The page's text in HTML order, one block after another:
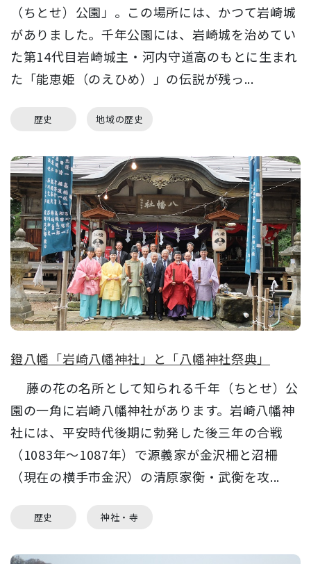
（ちとせ）公園」。この場所には、かつて岩崎城
がありました。千年公園には、岩崎城を治めてい
た第14代目岩崎城主・河内守道高のもとに生まれ
た「能恵姫（のえひめ）」の伝説が残っ...
歴史 地域の歴史
鐙八幡「岩崎八幡神社」と「八幡神社祭典」
藤の花の名所として知られる千年（ちとせ）公
園の一角に岩崎八幡神社があります。岩崎八幡神
社には、平安時代後期に勃発した後三年の合戦
（1083年～1087年）で源義家が金沢柵と沼柵
（現在の横手市金沢）の清原家衡・武衡を攻...
歴史 神社・寺